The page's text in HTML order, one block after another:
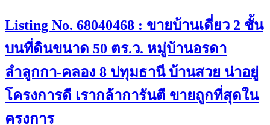
Listing No. 68040468 : ขายบ้านเดี่ยว 2 ชั้น
บนที่ดินขนาด 50 ตร.ว. หมู่บ้านอรดา
ลำลูกกา-คลอง 8 ปทุมธานี บ้านสวย น่าอยู่
โครงการดี เรากล้าการันตี ขายถูกที่สุดใน
ครงการ